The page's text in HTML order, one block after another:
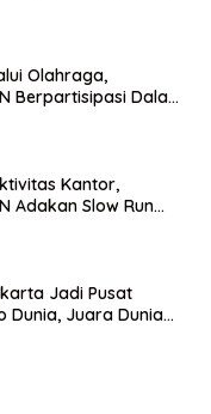
Olahraga,
Berpartisipasi Dalam
Kantor,
Adakan Slow Run
Jadi Pusat
Dunia, Juara Dunia